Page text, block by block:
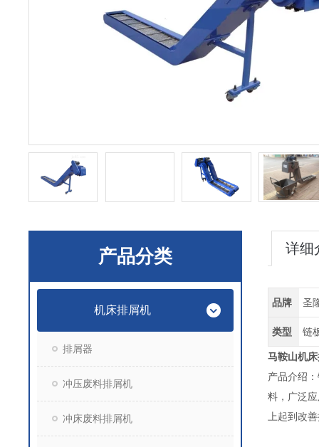
产品分类
机床排屑机
排屑器
冲压废料排屑机
冲床废料排屑机
详细
品牌 圣
类型 链
马鞍山机
产品介绍
料，广泛
上起到改